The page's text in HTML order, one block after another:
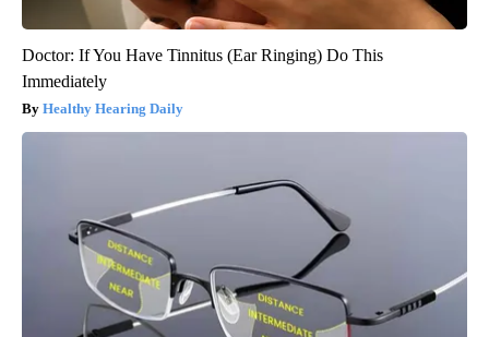
Doctor: If You Have Tinnitus (Ear Ringing) Do This
Immediately
Healthy Hearing Daily